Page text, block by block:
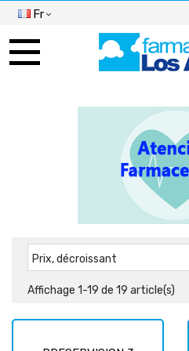
Fr
Prix, décroissant
Affichage 1-19 de 19 article(s)